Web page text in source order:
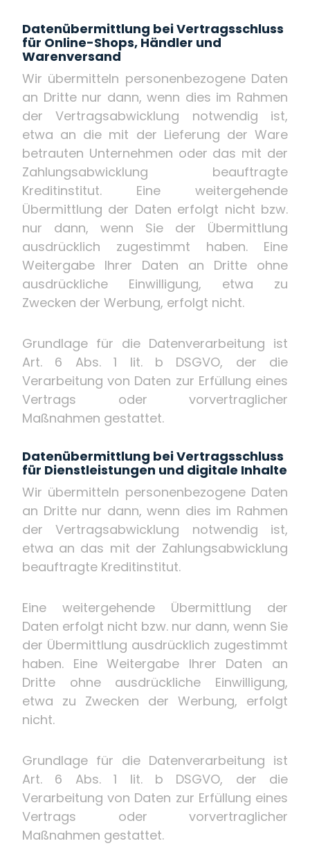
Datenübermittlung bei Vertragsschluss
für Online-Shops, Händler und
Warenversand
Wir übermitteln personenbezogene Daten
an Dritte nur dann, wenn dies im Rahmen
der Vertragsabwicklung notwendig ist,
etwa an die mit der Lieferung der Ware
betrauten Unternehmen oder das mit der
Zahlungsabwicklung beauftragte
Kreditinstitut. Eine weitergehende
Übermittlung der Daten erfolgt nicht bzw.
nur dann, wenn Sie der Übermittlung
ausdrücklich zugestimmt haben. Eine
Weitergabe Ihrer Daten an Dritte ohne
ausdrückliche Einwilligung, etwa zu
Zwecken der Werbung, erfolgt nicht.
Grundlage für die Datenverarbeitung ist
Art. 6 Abs. 1 lit. b DSGVO, der die
Verarbeitung von Daten zur Erfüllung eines
Vertrags oder vorvertraglicher
Maßnahmen gestattet.
Datenübermittlung bei Vertragsschluss
für Dienstleistungen und digitale Inhalte
Wir übermitteln personenbezogene Daten
an Dritte nur dann, wenn dies im Rahmen
der Vertragsabwicklung notwendig ist,
etwa an das mit der Zahlungsabwicklung
beauftragte Kreditinstitut.
Eine weitergehende Übermittlung der
Daten erfolgt nicht bzw. nur dann, wenn Sie
der Übermittlung ausdrücklich zugestimmt
haben. Eine Weitergabe Ihrer Daten an
Dritte ohne ausdrückliche Einwilligung,
etwa zu Zwecken der Werbung, erfolgt
nicht.
Grundlage für die Datenverarbeitung ist
Art. 6 Abs. 1 lit. b DSGVO, der die
Verarbeitung von Daten zur Erfüllung eines
Vertrags oder vorvertraglicher
Maßnahmen gestattet.